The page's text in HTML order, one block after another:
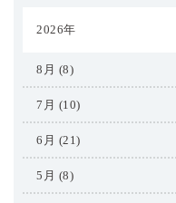
2026年
8月 (8)
7月 (10)
6月 (21)
5月 (8)